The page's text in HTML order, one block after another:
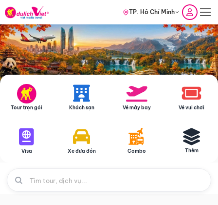
TP. Hồ Chí Minh
Tour trọn gói Khách sạn Vé máy bay Vé vui chơi
Visa Xe đưa đón Combo Thêm